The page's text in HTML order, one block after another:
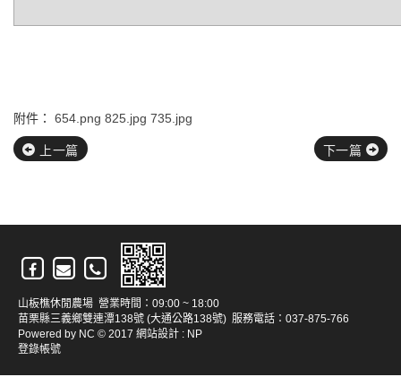
附件： 654.png 825.jpg 735.jpg
上一篇 下一篇
山板樵休閒農場 營業時間：09:00 ~ 18:00
苗栗縣三義鄉雙連潭138號 (大通公路138號) 服務電話：037-875-766
Powered by NC © 2017 網站設計 : NP
登錄帳號